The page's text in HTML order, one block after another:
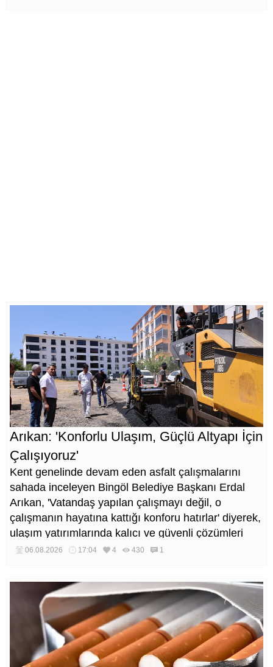
Arıkan: 'Konforlu Ulaşım, Güçlü Altyapı İçin
Çalışıyoruz'
Kent genelinde devam eden asfalt çalışmalarını
sahada inceleyen Bingöl Belediye Başkanı Erdal
Arıkan, 'Vatandaş yapılan çalışmayı değil, o
çalışmanın hayatına kattığı konforu hatırlar' diyerek,
ulaşım yatırımlarında kalıcı ve güvenli çözümleri
öncelediklerini söyledi. Arıkan, bu sezon yaklaşık 40
06.08.2026 17:04 4 430 1